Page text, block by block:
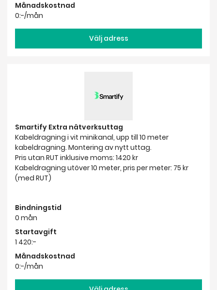
Månadskostnad
0:-/mån
Välj adress
Smartify Extra nätverksuttag
Kabeldragning i vit minikanal, upp till 10 meter
kabeldragning. Montering av nytt uttag.
Pris utan RUT inklusive moms: 1420 kr
Kabeldragning utöver 10 meter, pris per meter: 75 kr
(med RUT)
Bindningstid
0 mån
Startavgift
1 420:-
Månadskostnad
0:-/mån